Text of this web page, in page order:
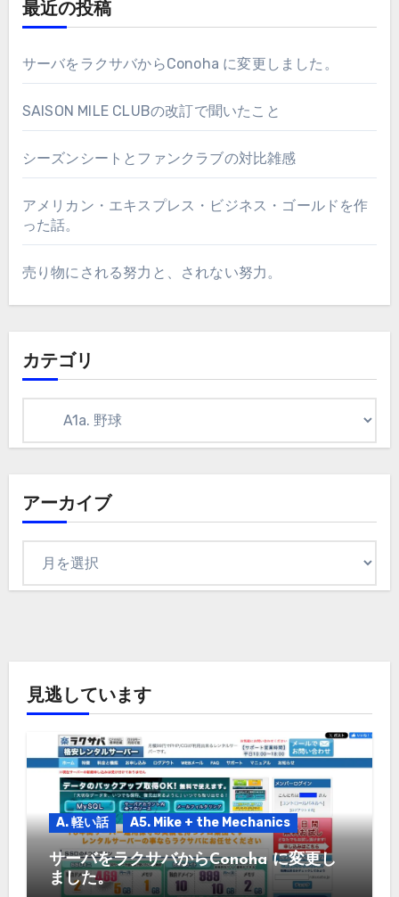
最近の投稿
サーバをラクサバからConoha に変更しました。
SAISON MILE CLUBの改訂で聞いたこと
シーズンシートとファンクラブの対比雑感
アメリカン・エキスプレス・ビジネス・ゴールドを作
った話。
売り物にされる努力と、されない努力。
カテゴリ
アーカイブ
見逃しています
A. 軽い話 A5. Mike + the Mechanics
サーバをラクサバからConoha に変更し
ました。